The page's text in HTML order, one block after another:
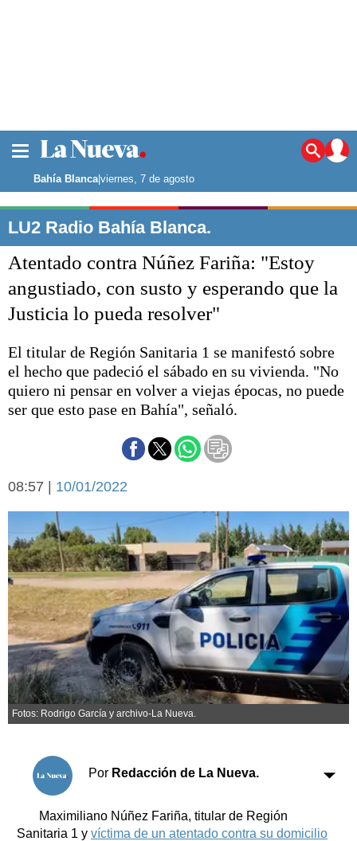
Noticias
La ciudad
Punta Alta
El país
El mundo
Opinión
Escenario Olímpico
Liga del Sur
Básquetbol
Fútbol
Federal A
Cines
Economía y campo
Espacio empresas
Sociedad y tiempo
libre
Sociedad
Tecnología
Turismo
Salud
Es viral
El tiempo
Cartón Lleno
Fúnebres
Clasificados
Suplementos
Servicios
Transportes
Loterías
Bahía Blanca|viernes, 7 de agosto
LU2 Radio Bahía Blanca.
Atentado contra Núñez Fariña: "Estoy
angustiado, con susto y esperando que la
Justicia lo pueda resolver"
El titular de Región Sanitaria 1 se manifestó sobre
el hecho que padeció el sábado en su vivienda. "No
quiero ni pensar en volver a viejas épocas, no puede
ser que esto pase en Bahía", señaló.
08:57 | 10/01/2022
Fotos: Rodrigo García y archivo-La Nueva.
Por Redacción de La Nueva.
Maximiliano Núñez Fariña, titular de Región
Sanitaria 1 y víctima de un atentado contra su domicilio